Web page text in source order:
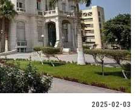
2025-02-03